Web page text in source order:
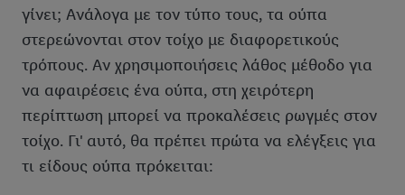
γίνει; Ανάλογα με τον τύπο τους, τα ούπα
στερεώνονται στον τοίχο με διαφορετικούς
τρόπους. Αν χρησιμοποιήσεις λάθος μέθοδο για
να αφαιρέσεις ένα ούπα, στη χειρότερη
περίπτωση μπορεί να προκαλέσεις ρωγμές στον
τοίχο. Γι' αυτό, θα πρέπει πρώτα να ελέγξεις για
τι είδους ούπα πρόκειται: